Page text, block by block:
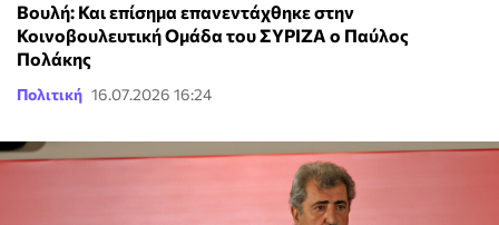
Βουλή: Και επίσημα επανεντάχθηκε στην
Κοινοβουλευτική Ομάδα του ΣΥΡΙΖΑ ο Παύλος
Πολάκης
Πολιτική 16.07.2026 16:24